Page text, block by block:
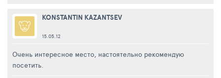
KONSTANTIN KAZANTSEV
15.05.12
Очень интересное место, настоятельно рекомендую
посетить.